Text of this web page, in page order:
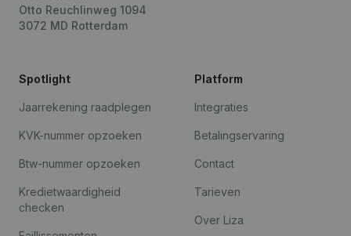
Otto Reuchlinweg 1094
3072 MD Rotterdam
Spotlight
Jaarrekening raadplegen
KVK-nummer opzoeken
Btw-nummer opzoeken
Kredietwaardigheid
checken
Platform
Integraties
Betalingservaring
Contact
Tarieven
Over Liza